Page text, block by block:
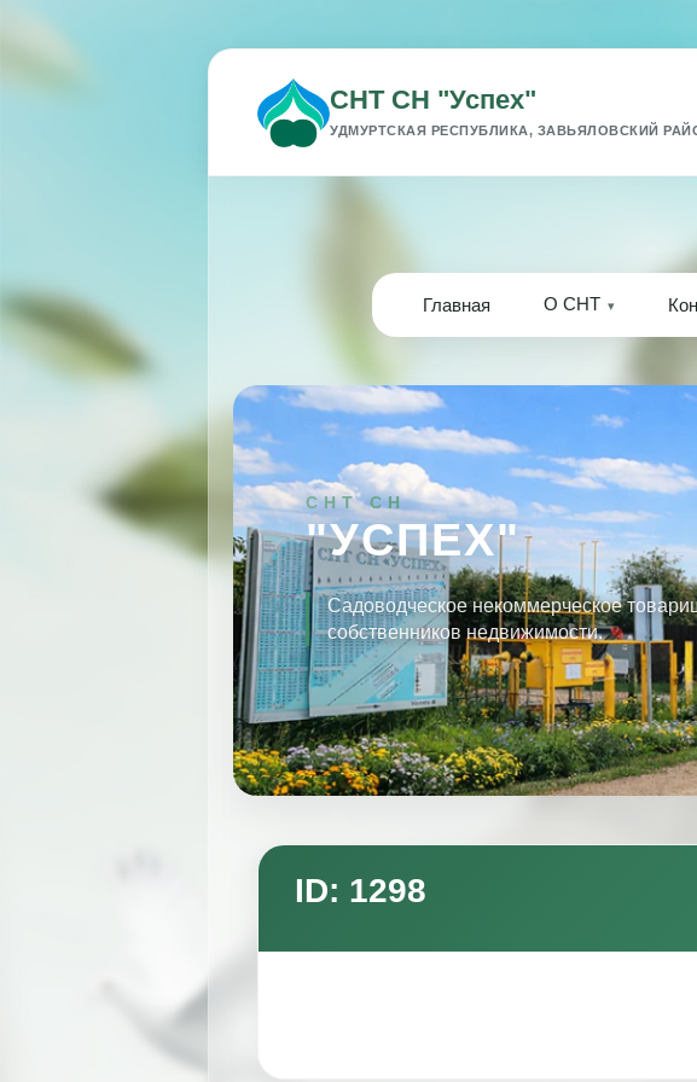
СНТ СН "Успех"
УДМУРТСКАЯ РЕСПУБЛИКА, ЗАВЬЯЛОВСКИЙ
Главная О СНТ
СНТ СН
"УСПЕХ"
Садоводческое некоммерческое
собственников недвижимости.
ID: 1298